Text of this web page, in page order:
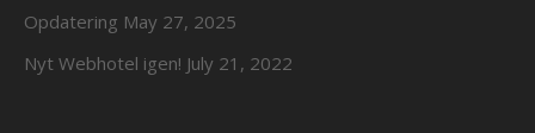
Opdatering May 27, 2025
Nyt Webhotel igen! July 21, 2022